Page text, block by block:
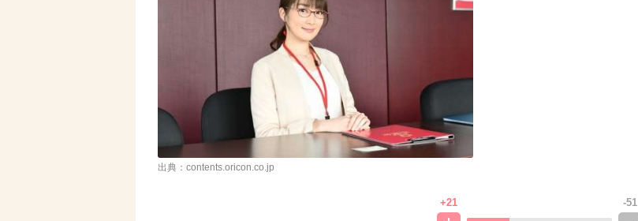
出典：contents.oricon.co.jp
+21 -51